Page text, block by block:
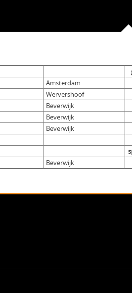
Amsterdam
Wervershoof
Beverwijk
Beverwijk
Beverwijk
Beverwijk